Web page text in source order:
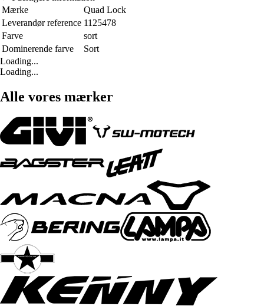
Mærke
Quad Lock
Leverandør reference 1125478
Farve
sort
Dominerende farve
Sort
Loading...
Loading...
Alle vores mærker